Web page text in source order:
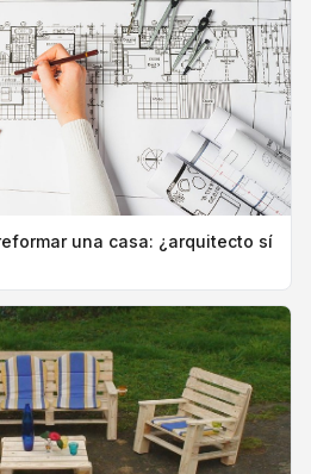
una casa: ¿arquitecto sí